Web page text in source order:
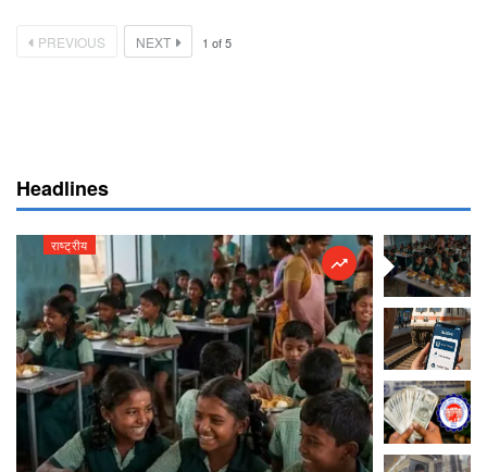
PREVIOUS NEXT 1 of5
Headlines
राष्ट्रीय राष्ट्रीय